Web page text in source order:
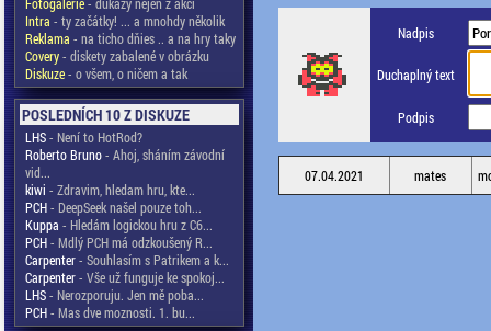
Intra - ty začátky! ... a mnohdy několik
Reklama - na ticho dňies .. a na hry taky
Covery- diskety zabalené v obrázku
Diskuze- o všem, o ničem a tak
POSLEDNÍCH 10 Z DISKUZE
LHS- Není to HotRod?
Roberto Bruno- Ahoj, sháním závodní
vid...
kiwi - Zdravim, hledam hru, kte...
PCH- DeepSeek našel pouze toh...
Kuppa - Hledám logickou hru z C6...
PCH- Mdlý PCH má odzkoušený R...
Carpenter- Souhlasím s Patrikem a k...
Carpenter- Vše už funguje ke spokoj...
LHS- Nerozporuju. Jen mě poba...
PCH- Mas dve moznosti. 1. bu...
Nadpis
Duchaplný text
Podpis
07.04.2021 mates